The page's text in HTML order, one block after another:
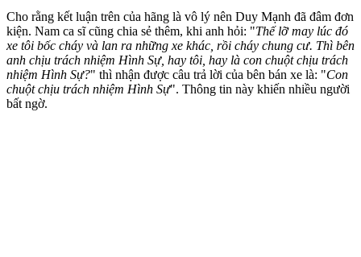
Cho rằng kết luận trên của hãng là vô lý nên Duy Mạnh đã đâm đơn
kiện. Nam ca sĩ cũng chia sẻ thêm, khi anh hỏi: "Thế lỡ may lúc đó
xe tôi bốc cháy và lan ra những xe khác, rồi cháy chung cư. Thì bên
anh chịu trách nhiệm Hình Sự, hay tôi, hay là con chuột chịu trách
nhiệm Hình Sự?" thì nhận được câu trả lời của bên bán xe là: "Con
chuột chịu trách nhiệm Hình Sự". Thông tin này khiến nhiều người
bất ngờ.